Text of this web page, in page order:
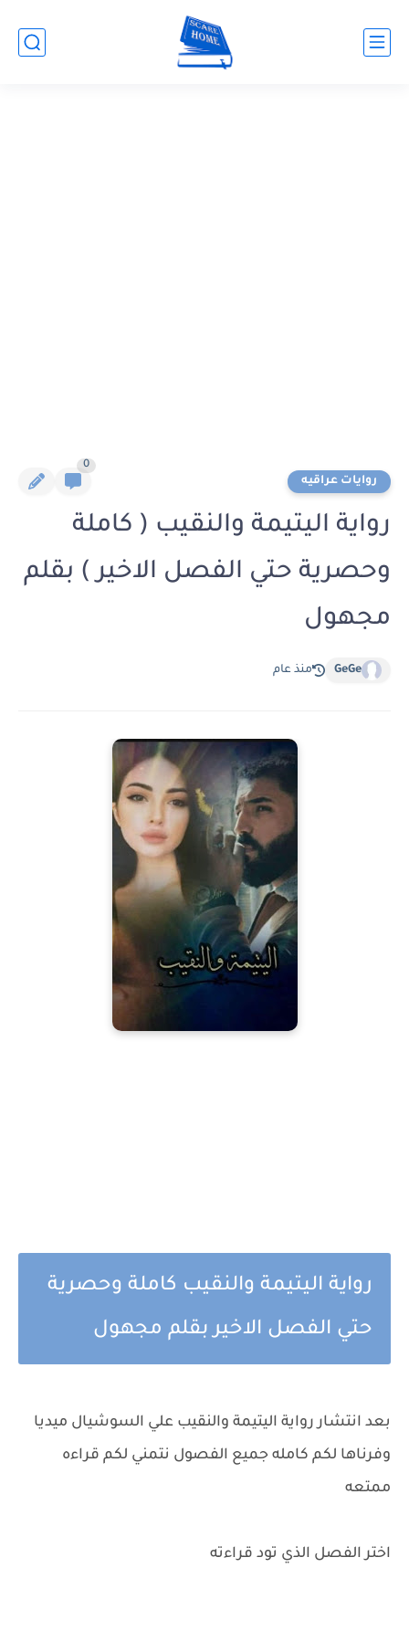
روايات عراقيه
0
رواية اليتيمة والنقيب ( كاملة
وحصرية حتي الفصل الاخير ) بقلم
مجهول
GeGe منذ عام
رواية اليتيمة والنقيب كاملة وحصرية
حتي الفصل الاخير بقلم مجهول
بعد انتشار رواية اليتيمة والنقيب علي السوشيال ميديا
وفرناها لكم كامله جميع الفصول نتمني لكم قراءه
ممتعه
اختر الفصل الذي تود قراءته